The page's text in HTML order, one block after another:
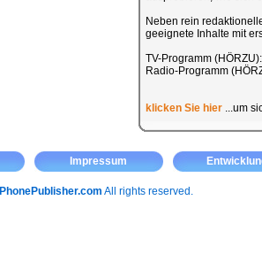
Neben rein
geeignete Inhalte mit
TV-Programm
Radio-Programm
klicken Sie hier...um
Impressum
PhonePublisher.com All rights reserved.